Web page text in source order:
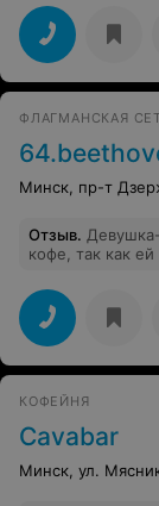
ФЛАГМАНСКАЯ
Минск, пр-т
Отзыв.
кофе, так как ей
КОФЕЙНЯ
Cavabar
Минск, ул.